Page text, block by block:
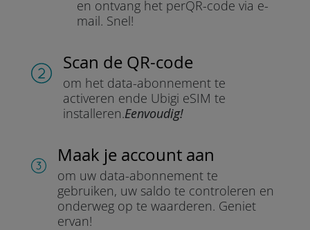
en ontvang het perQR-code via e-
mail. Snel!
Scan de QR-code
om het data-abonnement te
activeren ende Ubigi eSIM te
installeren.Eenvoudig!
Maak je account aan
om uw data-abonnement te
gebruiken, uw saldo te controleren en
onderweg op te waarderen. Geniet
ervan!